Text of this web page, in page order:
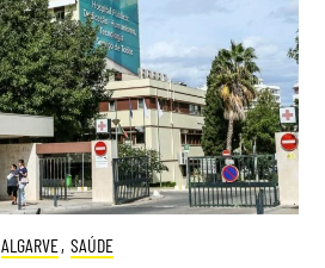
ALGARVE, SAÚDE